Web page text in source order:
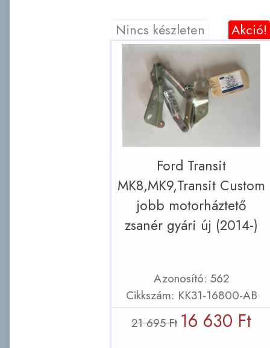
Akció!
Nincs készleten
Ford Transit
MK8,MK9,Transit Custom
jobb motorháztető
zsanér gyári új (2014-)
Azonosító: 562
Cikkszám: KK31-16800-AB
21 695 Ft 16 630 Ft